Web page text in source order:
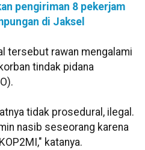
pengiriman 8 pekerjam
di Jaksel
tersebut rawan mengalami
tindak pidana
tidak prosedural, ilegal.
nasib seseorang karena
katanya.